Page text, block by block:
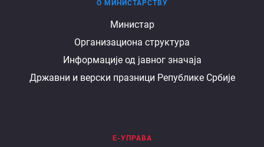
министарству
О МИНИСТАРСТВУ
Министар
Организациона структура
Информације од јавног значаја
Државни и верски празници Републике Србије
Е-УПРАВА